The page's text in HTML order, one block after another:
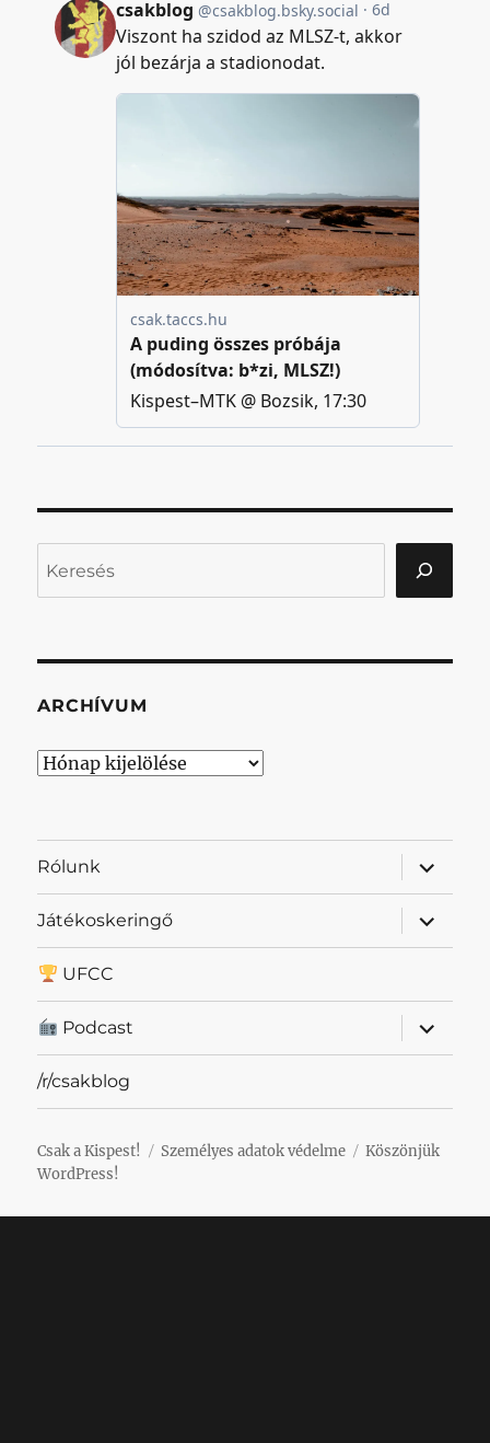
ARCHÍVUM
Archívum
Rólunk
almenü
Játékoskeringő
almenü
UFCC
Podcast
almenü
/r/csakblog
Csak a Kispest! Személyes adatok védelme
Köszönjük
WordPress!